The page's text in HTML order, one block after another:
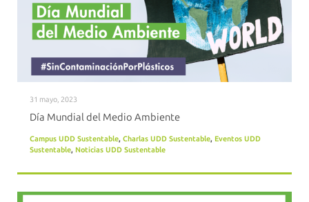
31 mayo, 2023
Día Mundial del Medio Ambiente
Campus UDD Sustentable, Charlas UDD Sustentable, Eventos UDD
Sustentable, Noticias UDD Sustentable